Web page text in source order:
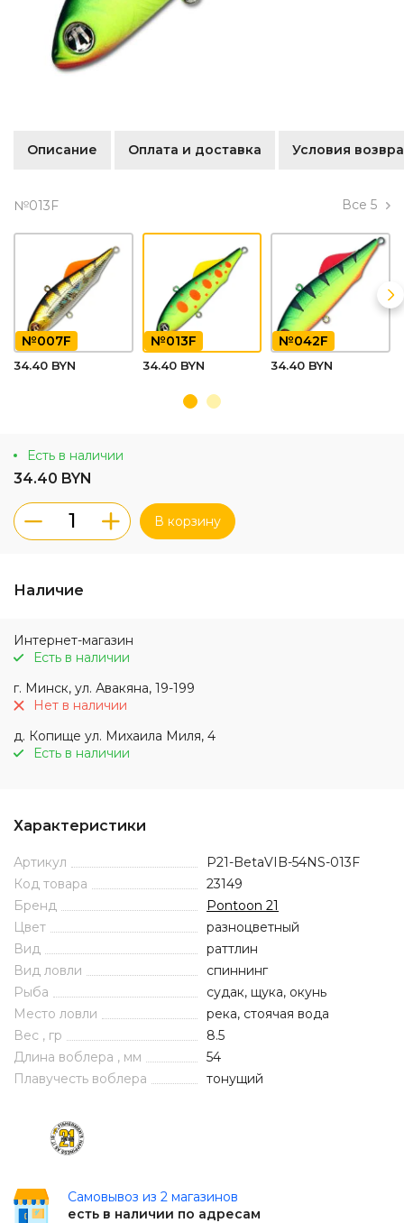
Описание Оплата и доставка Условия
№013F Все 5
№007F
34.40 BYN
№013F
34.40 BYN
№042F
34.40 BYN
Есть в наличии
34.40 BYN
В корзину
Наличие
Интернет-магазин
Есть в наличии
г. Минск, ул. Авакяна, 19-199
Нет в наличии
д. Копище ул. Михаила Миля, 4
Есть в наличии
Характеристики
Артикул
P21-BetaVIB-54NS-013F
Код товара
23149
Бренд
Pontoon 21
Цвет
разноцветный
Вид
раттлин
Вид ловли
спиннинг
Рыба
судак, щука, окунь
Место ловли
река, стоячая вода
Вес , гр
8.5
Длина воблера , мм
54
Плавучесть воблера
тонущий
Самовывоз из 2 магазинов
есть в наличии по адресам